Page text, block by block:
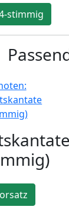
stimmig